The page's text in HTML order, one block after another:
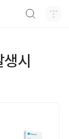
시